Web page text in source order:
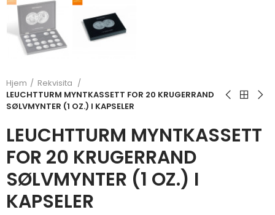
Hjem
Rekvisita
LEUCHTTURM MYNTKASSETT FOR 20 KRUGERRAND
SØLVMYNTER (1 OZ.) I KAPSELER
LEUCHTTURM MYNTKASSETT
FOR 20 KRUGERRAND
SØLVMYNTER (1 OZ.) I
KAPSELER